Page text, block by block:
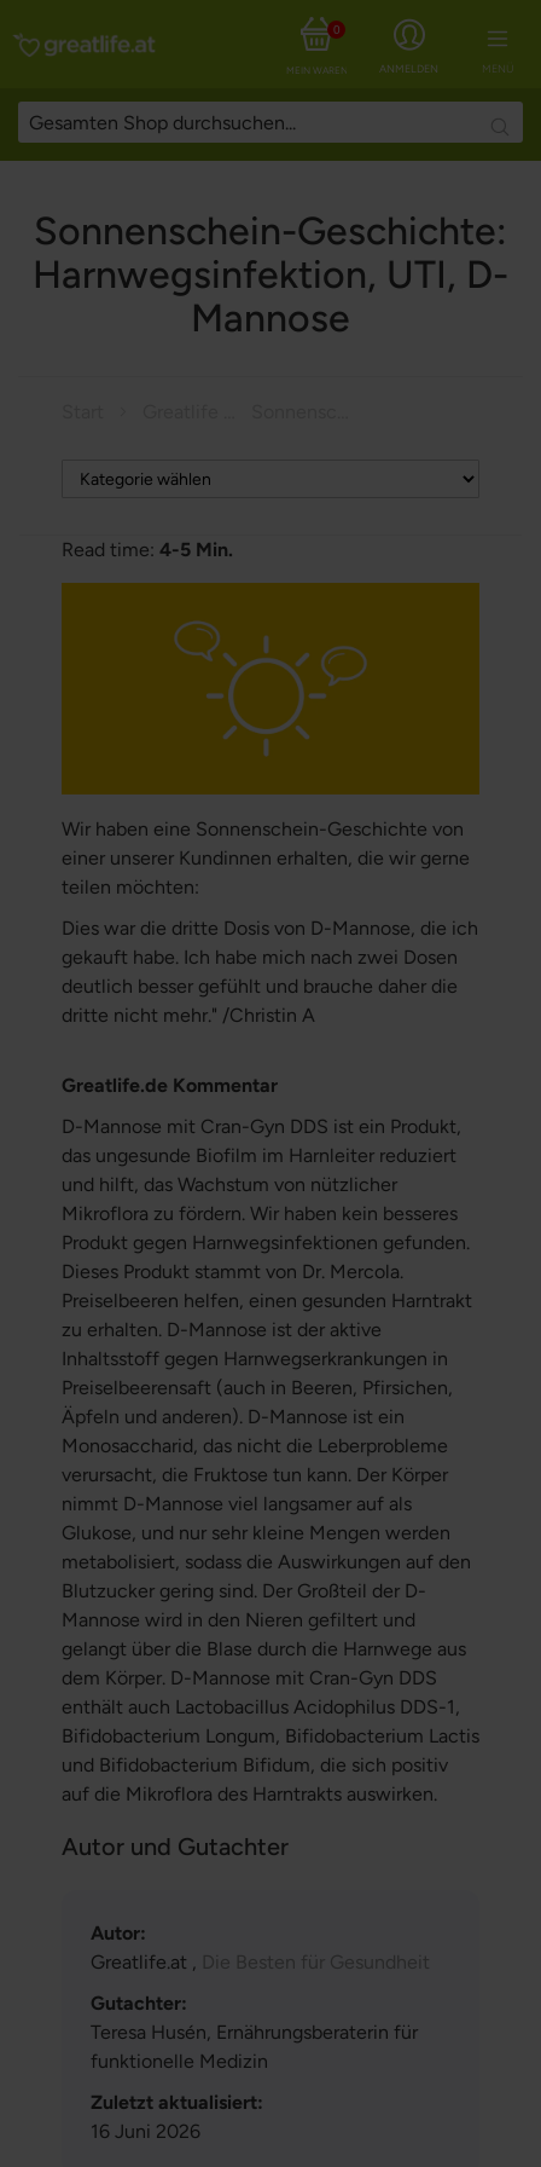
MENÜ
ANMELDEN
MEIN WARENKORB
0
Sonnenschein-Geschichte:
Harnwegsinfektion, UTI, D-
Mannose
Read time: 4-5 Min.
Wir haben eine Sonnenschein-Geschichte von
einer unserer Kundinnen erhalten, die wir gerne
teilen möchten:
Dies war die dritte Dosis von D-Mannose, die ich
gekauft habe. Ich habe mich nach zwei Dosen
deutlich besser gefühlt und brauche daher die
dritte nicht mehr." /Christin A
Greatlife.de Kommentar
D-Mannose mit Cran-Gyn DDS ist ein Produkt,
das ungesunde Biofilm im Harnleiter reduziert
und hilft, das Wachstum von nützlicher
Mikroflora zu fördern. Wir haben kein besseres
Produkt gegen Harnwegsinfektionen gefunden.
Dieses Produkt stammt von Dr. Mercola.
Preiselbeeren helfen, einen gesunden Harntrakt
zu erhalten. D-Mannose ist der aktive
Inhaltsstoff gegen Harnwegserkrankungen in
Preiselbeerensaft (auch in Beeren, Pfirsichen,
Äpfeln und anderen). D-Mannose ist ein
Monosaccharid, das nicht die Leberprobleme
verursacht, die Fruktose tun kann. Der Körper
nimmt D-Mannose viel langsamer auf als
Glukose, und nur sehr kleine Mengen werden
metabolisiert, sodass die Auswirkungen auf den
Blutzucker gering sind. Der Großteil der D-
Mannose wird in den Nieren gefiltert und
gelangt über die Blase durch die Harnwege aus
dem Körper. D-Mannose mit Cran-Gyn DDS
enthält auch Lactobacillus Acidophilus DDS-1,
Bifidobacterium Longum, Bifidobacterium Lactis
und Bifidobacterium Bifidum, die sich positiv
auf die Mikroflora des Harntrakts auswirken.
Autor und Gutachter
Autor:
Greatlife.at , Die Besten für Gesundheit
Gutachter:
Teresa Husén, Ernährungsberaterin für
funktionelle Medizin
Zuletzt aktualisiert:
16 Juni 2026